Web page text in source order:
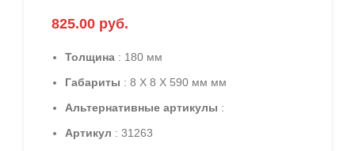
825.00 руб.
Толщина : 180 мм
Габариты : 8 X 8 X 590 мм мм
Альтернативные артикулы :
Артикул : 31263